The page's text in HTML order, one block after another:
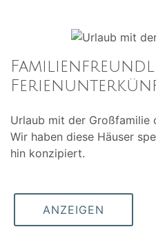
Urlaub mit der Großfamilie
Wir haben diese Häuser
hin konzipiert.
ANZEIGEN